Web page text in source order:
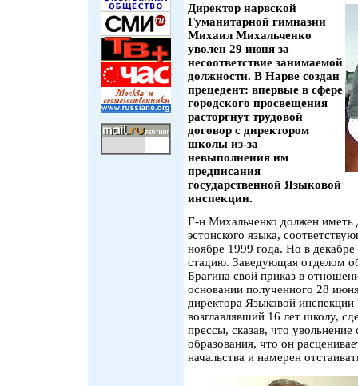
Директор нарвской
Гуманитарной гимназии
Михаил Михальченко
уволен 29 июня за
несоответствие занимаемой
должности. В Нарве создан
прецедент: впервые в сфере
городского просвещения
расторгнут трудовой
договор с директором
школы из-за
невыполнения им
предписания
государственной Языковой
инспекции.
Г-н Михальченко должен иметь
эстонского языка,
ноябре 1999 года. Но в
стадию. Заведующая отделом
Брагина свой приказ в
основании полученного 28
директора Языковой
возглавлявший 16 лет школу,
прессы, сказав, что
образования, что он
начальства и намерен